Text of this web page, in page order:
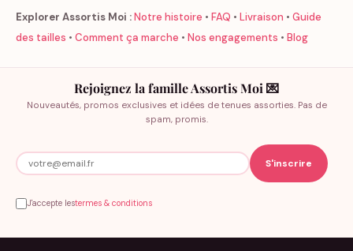
Explorer Assortis Moi :Notre histoire • FAQ • Livraison • Guide
des tailles • Comment ça marche • Nos engagements • Blog
Rejoignez la famille Assortis Moi 💌
Nouveautés, promos exclusives et idées de tenues assorties. Pas de
spam, promis.
J'accepte lestermes & conditions